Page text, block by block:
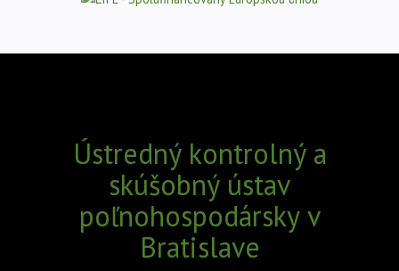
Ústredný kontrolný a
skúšobný ústav
poľnohospodársky v
Bratislave